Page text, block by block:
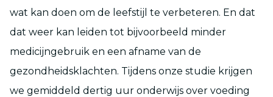
wat kan doen om de leefstijl te verbeteren. En dat
dat weer kan leiden tot bijvoorbeeld minder
medicijngebruik en een afname van de
gezondheidsklachten. Tijdens onze studie krijgen
we gemiddeld dertig uur onderwijs over voeding